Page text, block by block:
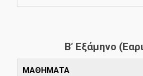
Β’ Εξάμηνο
ΜΑΘΗΜΑΤΑ